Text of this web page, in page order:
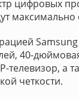
цифровых
40-
телевизор, а
четкости.